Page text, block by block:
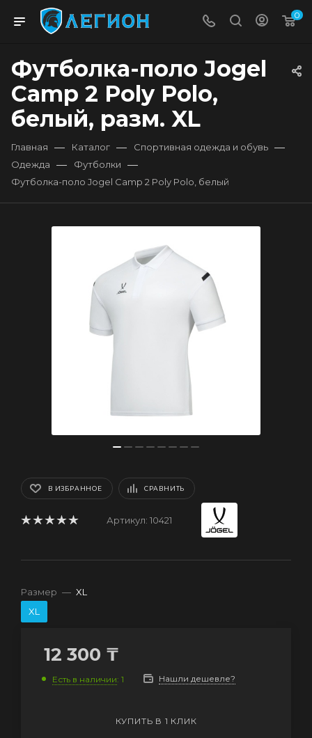
0
Футболка-поло Jogel
Camp 2 Poly Polo,
белый, разм. XL
Главная — Каталог — Спортивная одежда и обувь —
Одежда — Футболки —
Футболка-поло Jogel Camp 2 Poly Polo, белый
В ИЗБРАННОЕ СРАВНИТЬ
Артикул: 10421
Размер — XL
XL
12 300 ₸
Есть в наличии: 1 Нашли дешевле?
КУПИТЬ В 1 КЛИК